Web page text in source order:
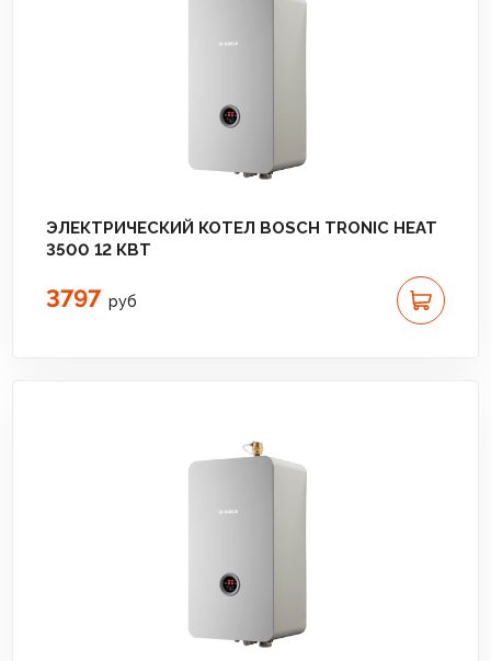
ЭЛЕКТРИЧЕСКИЙ КОТЕЛ BOSCH TRONIC HEAT
3500 12 КВТ
3797 руб